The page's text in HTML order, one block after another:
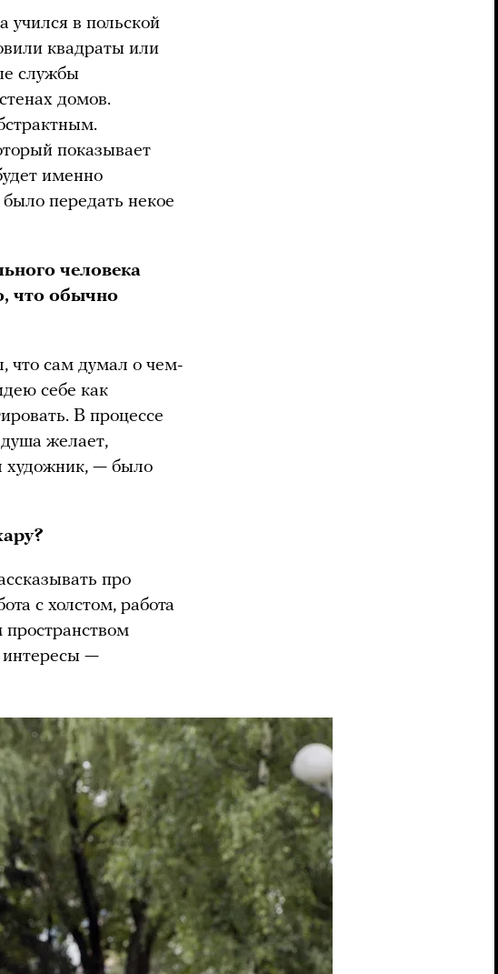
учился в польской
квадраты или
службы
домов.
показывает
именно
передать некое
человека
что обычно
что сам думал о чем-
себе как
В процессе
душа желает,
художник, — было
про
с холстом, работа
пространством
—